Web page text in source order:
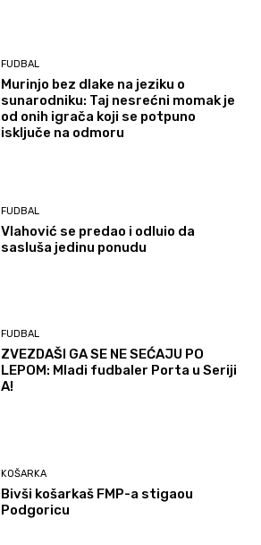
FUDBAL
Murinjo bez dlake na jeziku o
sunarodniku: Taj nesrećni momak je
od onih igrača koji se potpuno
isključe na odmoru
FUDBAL
Vlahović se predao i odluio da
sasluša jedinu ponudu
FUDBAL
ZVEZDAŠI GA SE NE SEĆAJU PO
LEPOM: Mladi fudbaler Porta u Seriji
A!
KOŠARKA
Bivši košarkaš FMP-a stigaou
Podgoricu